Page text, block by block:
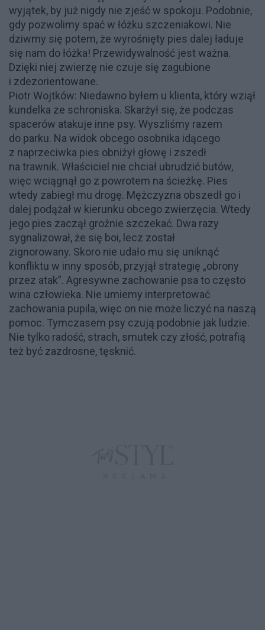
wyjątek, by już nigdy nie zjeść w spokoju. Podobnie,
gdy pozwolimy spać w łóżku szczeniakowi. Nie
dziwmy się potem, że wyrośnięty pies dalej ładuje
się nam do łóżka! Przewidywalność jest ważna.
Dzięki niej zwierzę nie czuje się zagubione
i zdezorientowane.
Piotr Wojtków: Niedawno byłem u klienta, który wziął
kundelka ze schroniska. Skarżył się, że podczas
spacerów atakuje inne psy. Wyszliśmy razem
do parku. Na widok obcego osobnika idącego
z naprzeciwka pies obniżył głowę i zszedł
na trawnik. Właściciel nie chciał ubrudzić butów,
więc wciągnął go z powrotem na ścieżkę. Pies
wtedy zabiegł mu drogę. Mężczyzna obszedł go i
dalej podążał w kierunku obcego zwierzęcia. Wtedy
jego pies zaczął groźnie szczekać. Dwa razy
sygnalizował, że się boi, lecz został
zignorowany. Skoro nie udało mu się uniknąć
konfliktu w inny sposób, przyjął strategię „obrony
przez atak”. Agresywne zachowanie psa to często
wina człowieka. Nie umiemy interpretować
zachowania pupila, więc on nie może liczyć na naszą
pomoc. Tymczasem psy czują podobnie jak ludzie.
Nie tylko radość, strach, smutek czy złość, potrafią
też być zazdrosne, tęsknić.